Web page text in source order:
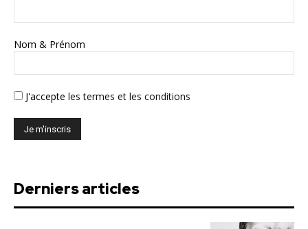
Nom & Prénom
J'accepte les termes et les conditions
Derniers articles